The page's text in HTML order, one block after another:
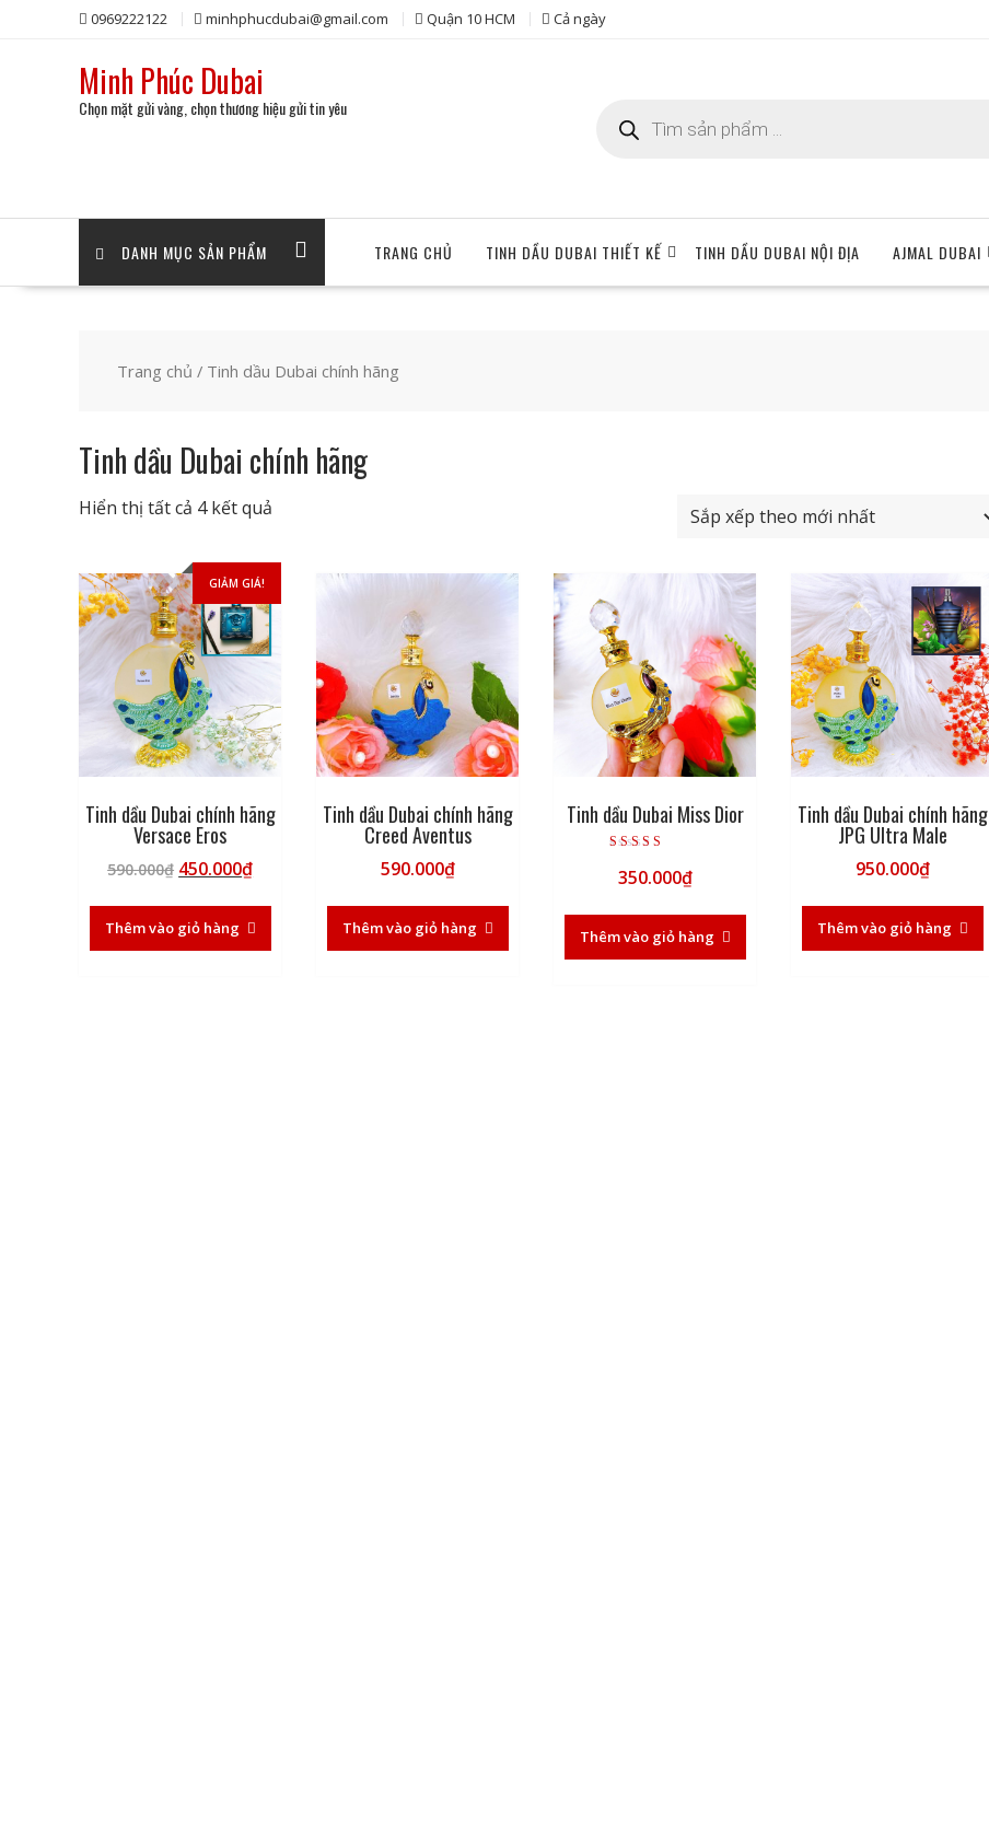
0969222122 minhphucdubai@gmail.com Quận 10 HCM Cả ngày
Minh Phúc Dubai
Chọn mặt gửi vàng, chọn thương hiệu gửi tin yêu
kiếm
sản
DANH MỤC SẢN PHẨM TRANG CHỦ TINH DẦU DUBAI THIẾT KẾ TINH DẦU DUBAI NỘI ĐỊA AJMAL DUBAI
Trang chủ / Tinh dầu Dubai chính hãng
Tinh dầu Dubai chính hãng
Hiển thị tất cả 4 kết quả
xếp
GIẢM GIÁ!
Tinh dầu Dubai chính hãng
Versace Eros
590.000₫ Giá
là:
590.000₫.
450.000₫Giá
tại
là:
Thêm vào giỏ hàng
Tinh dầu Dubai chính hãng
Creed Aventus
590.000₫
Thêm vào giỏ hàng
Tinh dầu Dubai Miss Dior
5.00
5 sao
350.000₫
Thêm vào giỏ hàng
Tinh dầu Dubai chính hãng
JPG Ultra Male
950.000₫
Thêm vào giỏ hàng